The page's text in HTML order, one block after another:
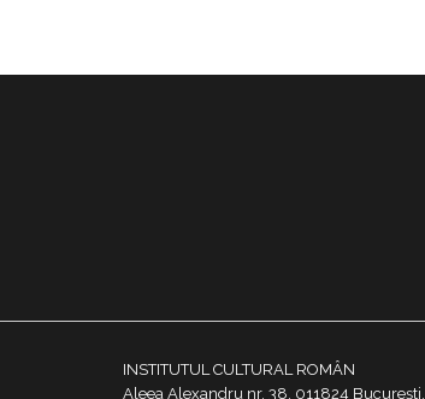
INSTITUTUL CULTURAL ROMÂN
Aleea Alexandru nr. 38, 011824 București,